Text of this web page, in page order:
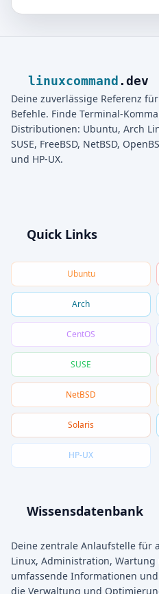
linuxcommand .dev
Deine zuverlässige Referenz
Befehle. Finde Terminal-
Distributionen: Ubuntu, Arch
SUSE, FreeBSD, NetBSD,
und HP-UX.
Quick Links
Ubuntu
Arch
CentOS
SUSE
NetBSD
Solaris
HP-UX
Wissensdatenbank
Deine zentrale Anlaufstelle für
Linux, Administration,
umfassende Informationen
die Verwaltung und